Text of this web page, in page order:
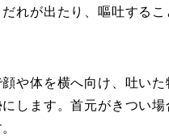
れが出たり、嘔吐するこ
や体を横へ向け、吐いた
します。首元がきつい場